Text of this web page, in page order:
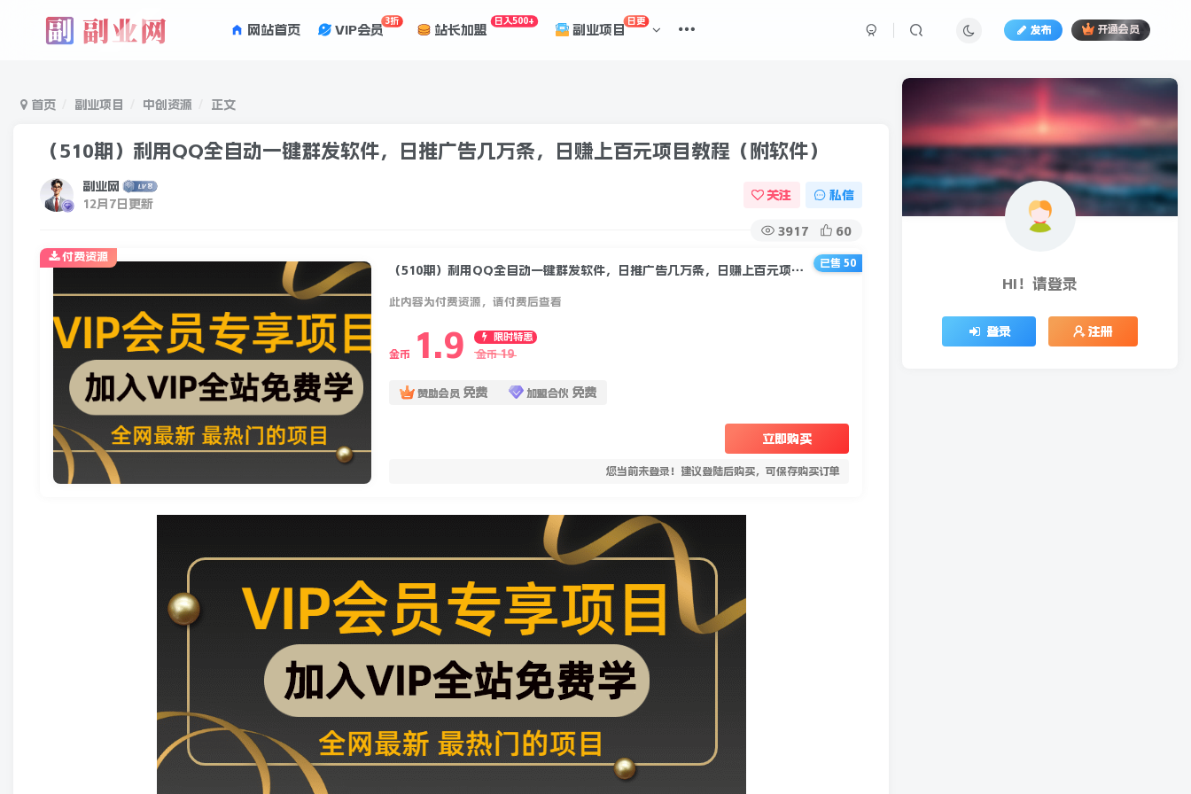
网站首页 VIP会员
3折
站长加盟
日入500+
副业项目
日更
发布 开通会员
首页 副业项目 中创资源 正文
（510期）利用QQ全自动一键群发软件，日推广告几万条，日赚上百元项目教程（附软件）
副业网
12月7日更新
关注 私信
3917 60
（510期）利用QQ全自动一键群发软件，日推广告几万条，日赚上百元项目教程（附软件）
此内容为付费资源，请付费后查看
金币 1.9
限时特惠
金币 19
赞助会员 免费 加盟合伙 免费
立即购买
您当前未登录！建议登陆后购买，可保存购买订单
付费资源
已售 50
HI！请登录
登录 注册